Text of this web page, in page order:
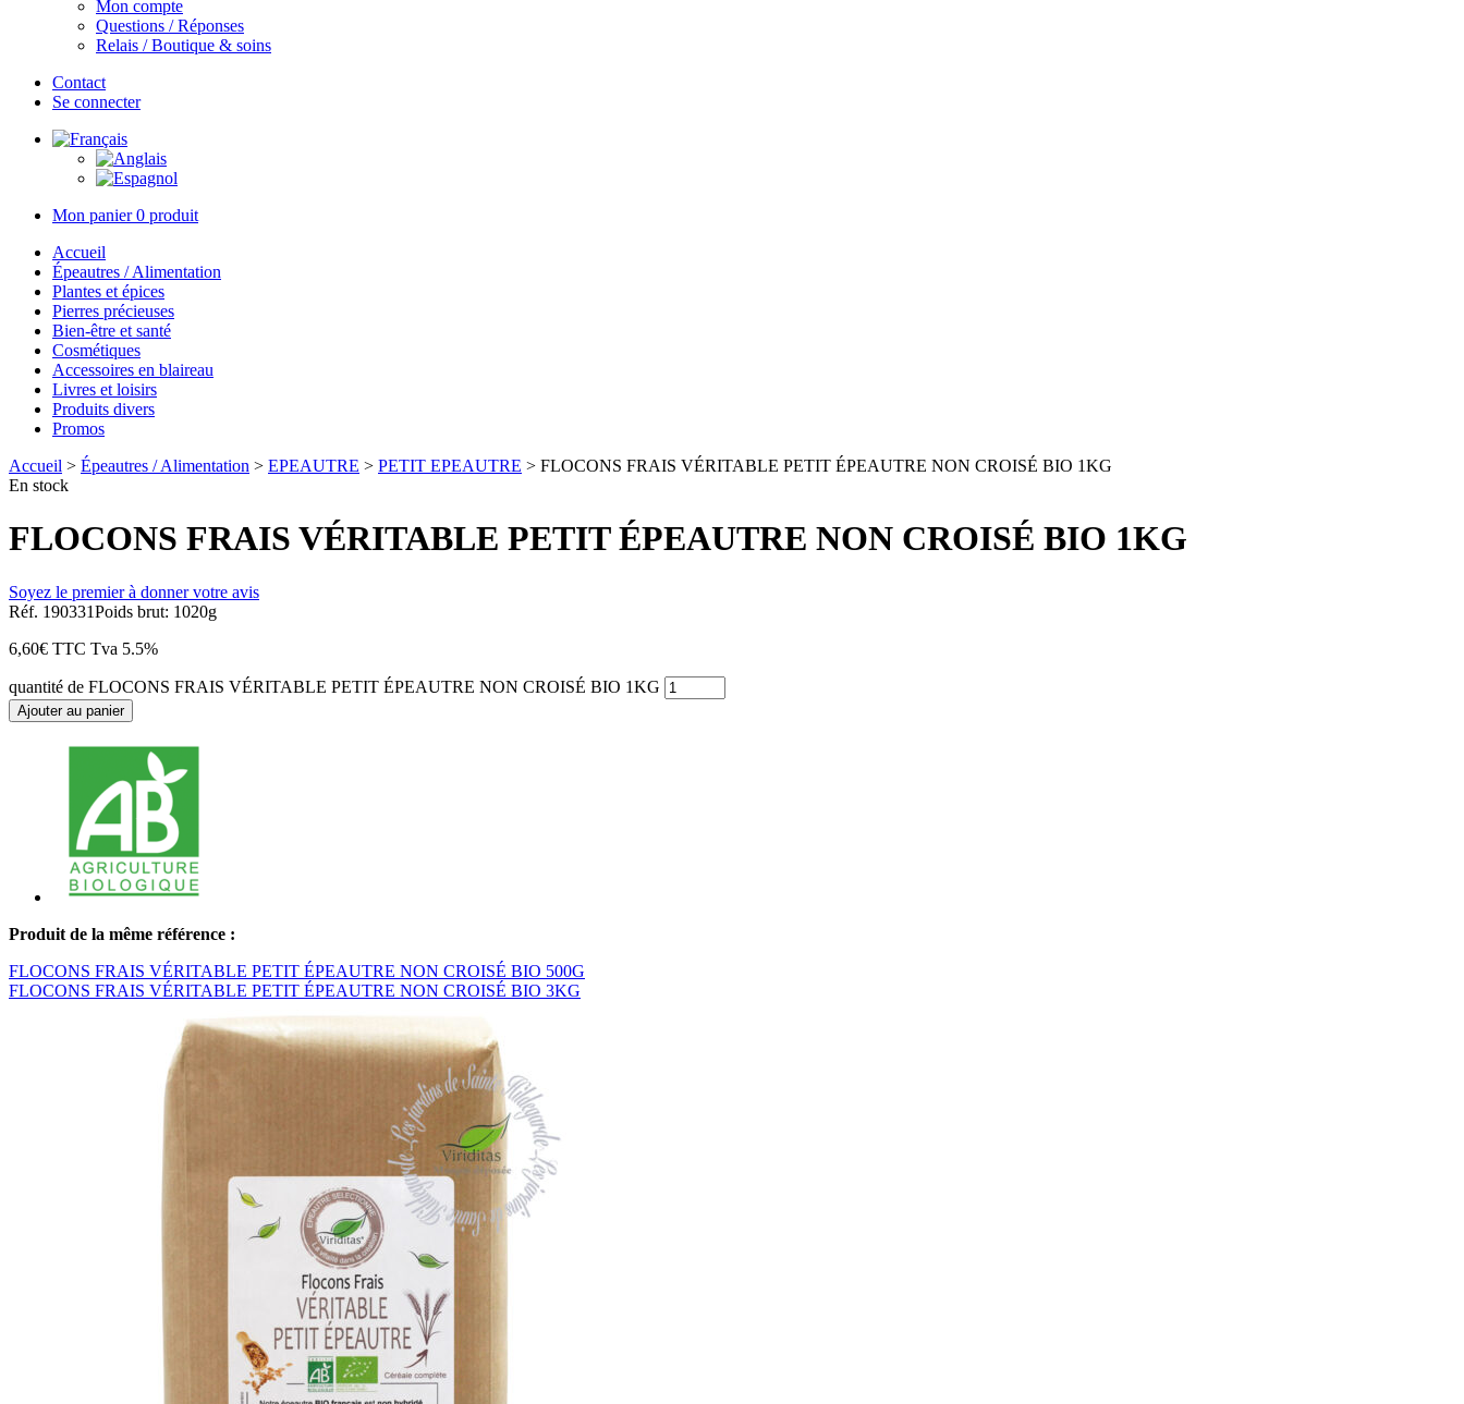
Mon compte
Questions / Réponses
Relais / Boutique & soins
Contact
Se connecter
Mon panier0 produit
Accueil
Épeautres / Alimentation
Plantes et épices
Pierres précieuses
Bien-être et santé
Cosmétiques
Accessoires en blaireau
Livres et loisirs
Produits divers
Promos
Accueil > Épeautres / Alimentation > EPEAUTRE > PETIT EPEAUTRE > FLOCONS FRAIS VÉRITABLE PETIT ÉPEAUTRE NON CROISÉ BIO 1KG
En stock
FLOCONS FRAIS VÉRITABLE PETIT ÉPEAUTRE NON CROISÉ BIO 1KG
Soyez le premier à donner votre avis
Réf. 190331Poids brut: 1020g
6,60€ TTC Tva 5.5%
quantité de FLOCONS FRAIS VÉRITABLE PETIT ÉPEAUTRE NON CROISÉ BIO 1KG
Ajouter au panier
Produit de la même référence :
FLOCONS FRAIS VÉRITABLE PETIT ÉPEAUTRE NON CROISÉ BIO 500G
FLOCONS FRAIS VÉRITABLE PETIT ÉPEAUTRE NON CROISÉ BIO 3KG